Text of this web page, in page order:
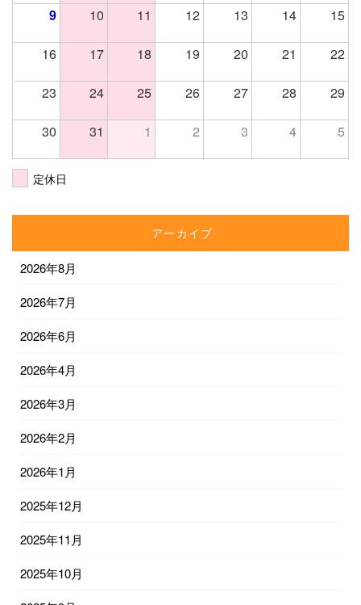
9 10 11 12 13 14 15
16 17 18 19 20 21 22
23 24 25 26 27 28 29
30 31 1 2 3 4 5
定休日
アーカイブ
2026年8月
2026年7月
2026年6月
2026年4月
2026年3月
2026年2月
2026年1月
2025年12月
2025年11月
2025年10月